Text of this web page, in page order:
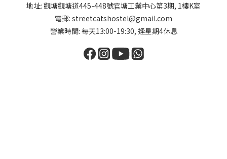
地址: 觀塘觀塘道445-448號官塘工業中心第3期, 1樓K室
電郵: streetcatshostel@gmail.com
營業時間: 每天13:00-19:30, 逢星期4休息